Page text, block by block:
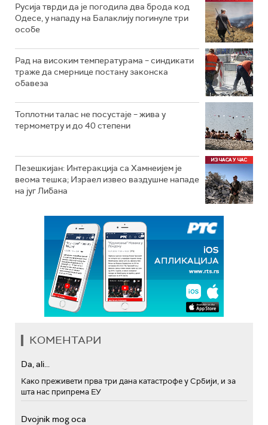
Русија тврди да је погодила два брода код
Одесе, у нападу на Балаклију погинуле три
особе
Рад на високим температурама – синдикати
траже да смернице постану законска
обавеза
Топлотни талас не посустаје – жива у
термометру и до 40 степени
Пезешкијан: Интеракција са Хамнеијем је
веома тешка; Израел извео ваздушне нападе
на југ Либана
КОМЕНТАРИ
Da, ali...
Како преживети прва три дана катастрофе у Србији, и за
шта нас припрема ЕУ
Dvojnik mog oca